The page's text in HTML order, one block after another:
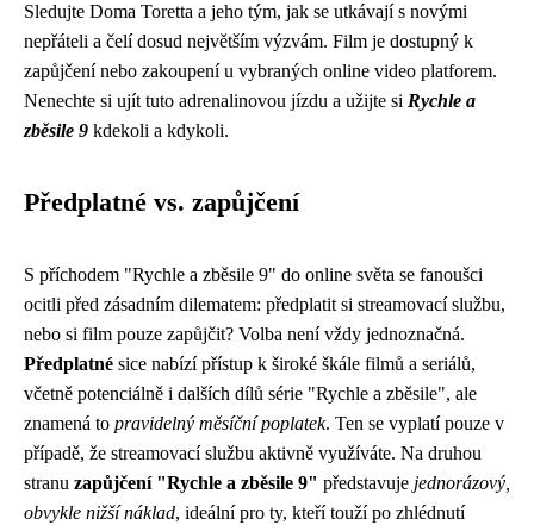
Sledujte Doma Toretta a jeho tým, jak se utkávají s novými
nepřáteli a čelí dosud největším výzvám. Film je dostupný k
zapůjčení nebo zakoupení u vybraných online video platforem.
Nenechte si ujít tuto adrenalinovou jízdu a užijte si Rychle a
zběsile 9 kdekoli a kdykoli.
Předplatné vs. zapůjčení
S příchodem "Rychle a zběsile 9" do online světa se fanoušci
ocitli před zásadním dilematem: předplatit si streamovací službu,
nebo si film pouze zapůjčit? Volba není vždy jednoznačná.
Předplatné sice nabízí přístup k široké škále filmů a seriálů,
včetně potenciálně i dalších dílů série "Rychle a zběsile", ale
znamená to pravidelný měsíční poplatek. Ten se vyplatí pouze v
případě, že streamovací službu aktivně využíváte. Na druhou
stranu zapůjčení "Rychle a zběsile 9" představuje jednorázový,
obvykle nižší náklad, ideální pro ty, kteří touží po zhlédnutí